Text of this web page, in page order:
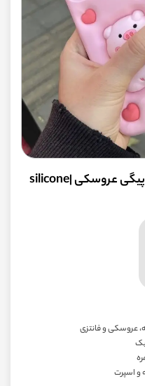
کاور اورجینال مدل سیلیکونی طرح پیگی عروسکی |silicone
عروسکی و فانتزی
و اسپرت